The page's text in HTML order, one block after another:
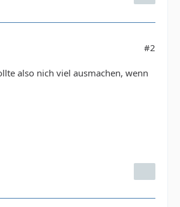
#2
also nich viel ausmachen, wenn